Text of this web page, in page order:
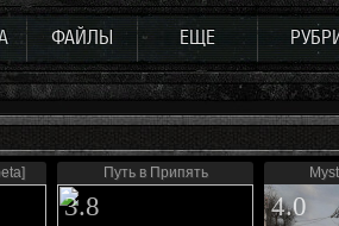
ФАЙЛЫ ЕЩЕ
Путь в Припять
3.8 4.0